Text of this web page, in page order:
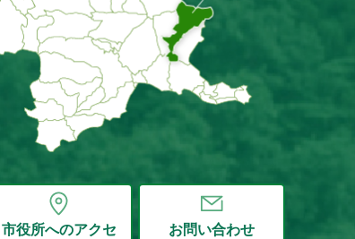
市役所へのアクセ
お問い合わせ